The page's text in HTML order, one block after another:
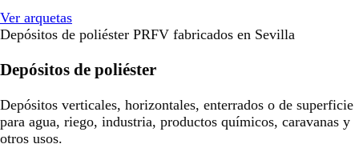
Ver arquetas
Depósitos de poliéster PRFV fabricados en Sevilla
Depósitos de poliéster
Depósitos verticales, horizontales, enterrados o de superficie
para agua, riego, industria, productos químicos, caravanas y
otros usos.